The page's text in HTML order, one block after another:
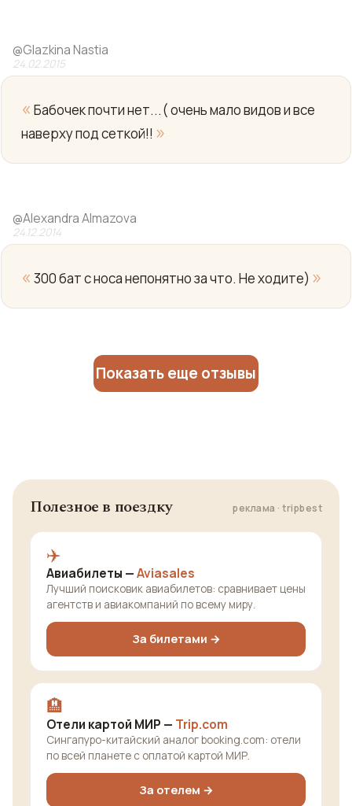
Yo
@Glazkina Nastia
24.02.2015
« Бабочек почти нет...( очень мало видов и все
наверху под сеткой!! »
@Alexandra Almazova
24.12.2014
« 300 бат с носа непонятно за что. Не ходите) »
Показать еще отзывы
Полезное в поездку реклама · tripbest
✈️
Авиабилеты —Aviasales
Лучший поисковик авиабилетов: сравнивает цены
агентств и авиакомпаний по всему миру.
За билетами →
🏨
Отели картой МИР — Trip.com
Сингапуро-китайский аналог booking.com: отели
по всей планете с оплатой картой МИР.
За отелем →